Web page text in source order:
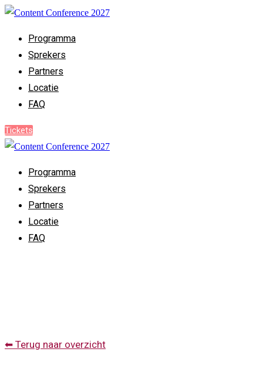
Programma
Sprekers
Partners
Locatie
FAQ
Tickets
Programma
Sprekers
Partners
Locatie
FAQ
⬅ Terug naar overzicht